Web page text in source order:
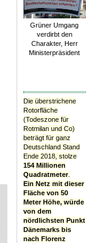
Grüner Umgang
verdirbt den
Charakter, Herr
Ministerpräsident
Die überstrichene
Rotorfläche
(Todeszone für
Rotmilan und Co)
beträgt für ganz
Deutschland Stand
Ende 2018, stolze
154 Millionen
Quadratmeter.
Ein Netz mit dieser
Fläche von 50
Meter Höhe, würde
von dem
nördlichsten Punkt
Dänemarks bis
nach Florenz